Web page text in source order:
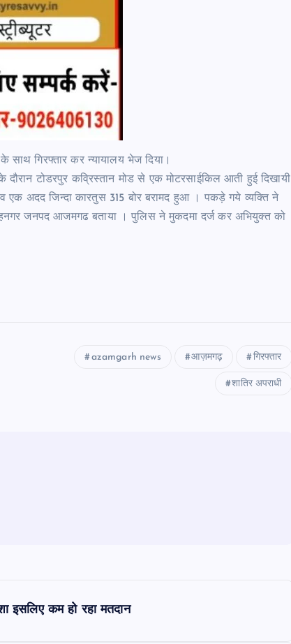
गिरफ्तार कर न्यायालय भेज दिया।
दौरान टोडरपुर कव्रिस्तान मोड से एक मोटरसाईकिल आती हुई दिखायी
अदद जिन्दा कारतुस 315 बोर बरामद हुआ । पकड़े गये व्यक्ति ने
जनपद आजमगढ बताया । पुलिस ने मुकदमा दर्ज कर अभियुक्त को
azamgarh news आज़मगढ़ गिरफ्तार
शातिर अपराधी
इसलिए कम हो रहा मतदान